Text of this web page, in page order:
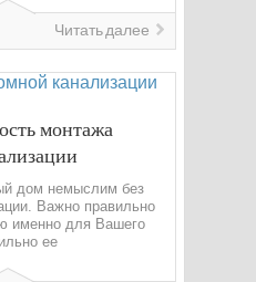
Читать далее
монтажа
дом немыслим без
Важно правильно
именно для Вашего
ее